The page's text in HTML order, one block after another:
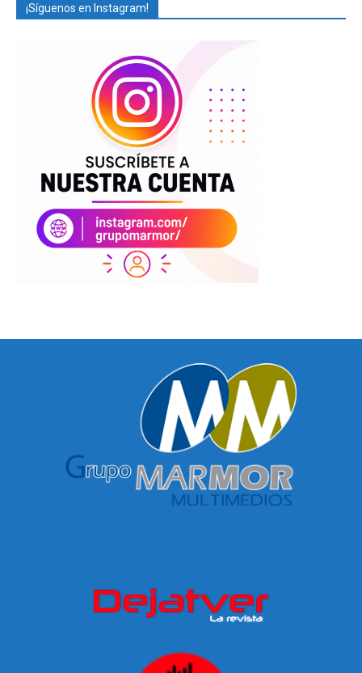
¡Síguenos en Instagram!